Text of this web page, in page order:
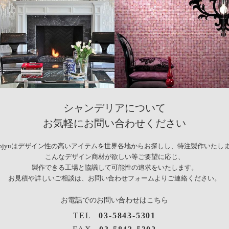
シャンデリアについて
お気軽にお問い合わせください
はデザイン性の高いアイテムを世界各地からお探しし、特注製作いたし
こんなデザイン商材が欲しい等ご要望に応じ、
製作できる工場と協議して可能性の追求をいたします。
お見積や詳しいご相談は、お問い合わせフォームよりご連絡ください。
お電話でのお問い合わせはこちら
TEL
03-5843-5301